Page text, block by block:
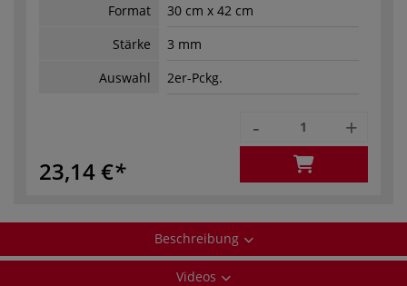
Format
30 cm x 42 cm
Stärke
3 mm
Auswahl
2er-Pckg.
23,14 €
- +
Beschreibung
Videos